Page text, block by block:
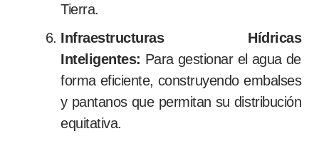
Tierra.
Infraestructuras Hídricas
Inteligentes: Para gestionar el agua de
forma eficiente, construyendo embalses
y pantanos que permitan su distribución
equitativa.